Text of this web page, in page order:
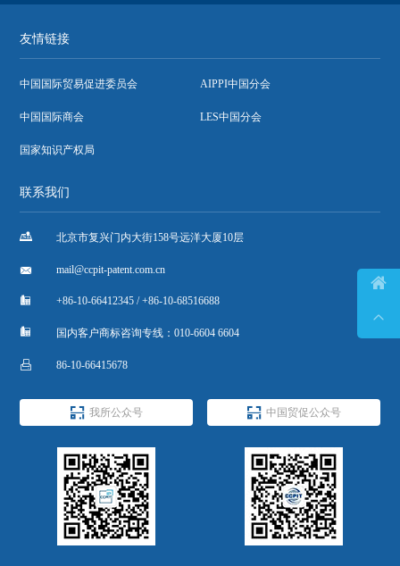
友情链接
中国国际贸易促进委员会 AIPPI中国分会
中国国际商会 LES中国分会
国家知识产权局
联系我们
 北京市复兴门内大街158号远洋大厦10层
 mail@ccpit-patent.com.cn
 +86-10-66412345 / +86-10-68516688
 国内客户商标咨询专线：010-6604 6604
 86-10-66415678
 我所公众号  中国贸促公众号

